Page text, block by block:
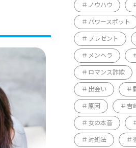
ノウハウ
パワースポット
プレゼント
メンヘラ
ロマンス詐欺
出会い
原因 吉
女の本音
対処法